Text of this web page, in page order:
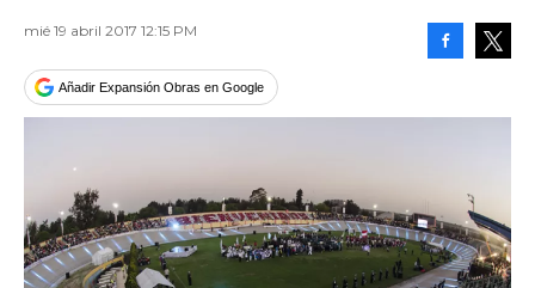
mié 19 abril 2017 12:15 PM
Añadir Expansión Obras en Google